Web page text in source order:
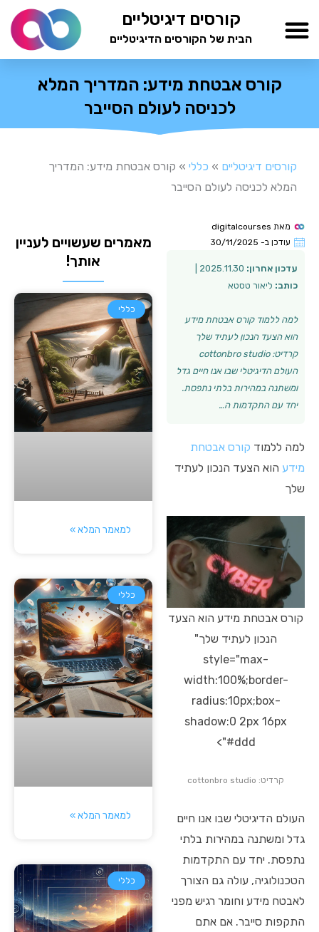
לתוכן
קורסים דיגיטליים
הבית של הקורסים הדיגיטליים
קורס אבטחת מידע: המדריך המלא
לכניסה לעולם הסייבר
קורסים דיגיטליים » כללי » קורס אבטחת מידע: המדריך
המלא לכניסה לעולם הסייבר
מאת
עודכן ב- 30/11/2025
עדכון אחרון:
כותב: ליאור טסטא
למה ללמוד קורס אבטחת מידע
הוא הצעד הנכון לעתיד שלך
קרדיט: cottonbro studio
העולם הדיגיטלי שבו אנו חיים גדל
ומשתנה במהירות בלתי נתפסת.
יחד עם התקדמות ה…
למה ללמוד קורס אבטחת
מידע הוא הצעד הנכון לעתיד
שלך
קורס אבטחת מידע הוא הצעד
הנכון לעתיד שלך"
style="max-
width:100%;border-
radius:10px;box-
shadow:0 2px 16px
#ddd">
קרדיט: cottonbro studio
העולם הדיגיטלי שבו אנו חיים
גדל ומשתנה במהירות בלתי
נתפסת. יחד עם התקדמות
הטכנולוגיה, עולה גם הצורך
לאבטח מידע וחומר רגיש מפני
התקפות סייבר. אם אתם
מאמרים שעשויים לעניין
אותך!
כללי
למאמר המלא »
כללי
למאמר המלא »
כללי